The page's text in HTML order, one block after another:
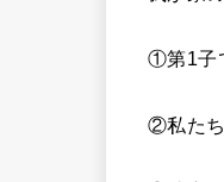
①第1子
②私たち